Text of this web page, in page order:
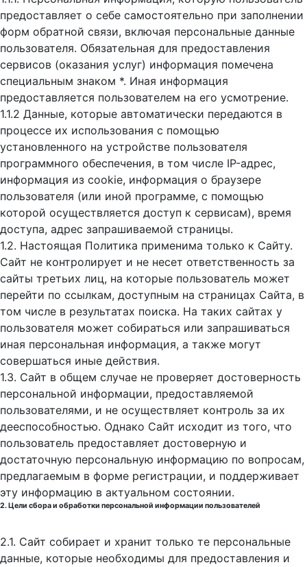
предоставляет о себе самостоятельно при заполнении
форм обратной связи, включая персональные данные
пользователя. Обязательная для предоставления
сервисов (оказания услуг) информация помечена
специальным знаком *. Иная информация
предоставляется пользователем на его усмотрение.
1.1.2 Данные, которые автоматически передаются в
процессе их использования с помощью
установленного на устройстве пользователя
программного обеспечения, в том числе IP-адрес,
информация из cookie, информация о браузере
пользователя (или иной программе, с помощью
которой осуществляется доступ к cервисам), время
доступа, адрес запрашиваемой страницы.
1.2. Настоящая Политика применима только к Сайту.
Сайт не контролирует и не несет ответственность за
сайты третьих лиц, на которые пользователь может
перейти по ссылкам, доступным на страницах Сайта, в
том числе в результатах поиска. На таких сайтах у
пользователя может собираться или запрашиваться
иная персональная информация, а также могут
совершаться иные действия.
1.3. Сайт в общем случае не проверяет достоверность
персональной информации, предоставляемой
пользователями, и не осуществляет контроль за их
дееспособностью. Однако Сайт исходит из того, что
пользователь предоставляет достоверную и
достаточную персональную информацию по вопросам,
предлагаемым в форме регистрации, и поддерживает
эту информацию в актуальном состоянии.
2. Цели сбора и обработки персональной информации пользователей
2.1. Сайт собирает и хранит только те персональные
данные, которые необходимы для предоставления и